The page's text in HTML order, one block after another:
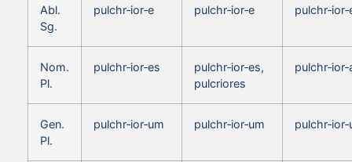
Abl.
Sg.
pulchr‑ior‑e pulchr‑ior‑e
Nom.
Pl.
pulchr‑ior‑es
pulchr‑ior‑es,
pulcriores
Gen.
Pl.
pulchr‑ior‑um pulchr‑ior‑um